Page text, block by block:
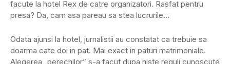
facute la hotel Rex de catre organizatori. Rasfat pentru
presa? Da, cam asa pareau sa stea lucrurile…
Odata ajunsi la hotel, jurnalistii au constatat ca trebuie sa
doarma cate doi in pat. Mai exact in paturi matrimoniale.
Alegerea „perechilor” s-a facut dupa niste reguli cunoscute